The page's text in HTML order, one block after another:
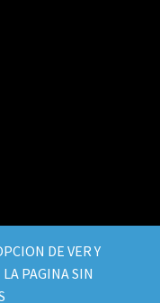
DE VER Y
LA PAGINA SIN